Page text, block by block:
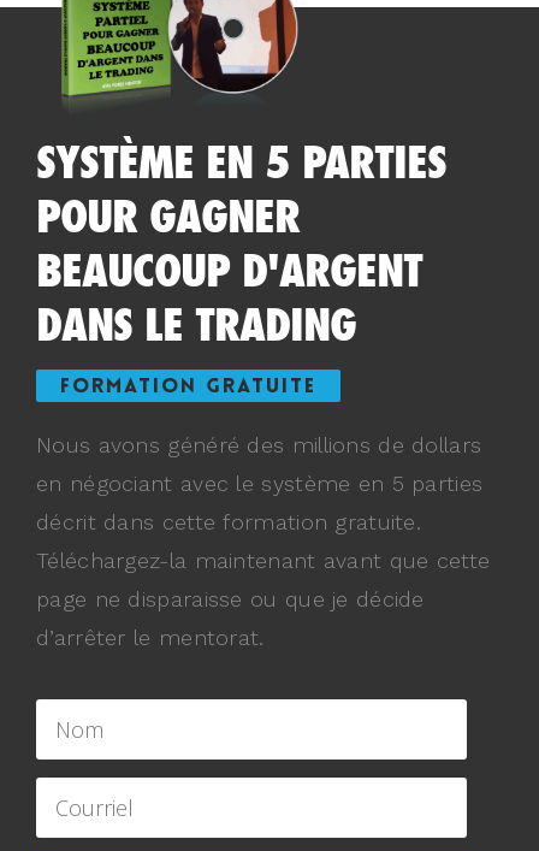
SYSTÈME EN 5 PARTIES
POUR GAGNER
BEAUCOUP D'ARGENT
DANS LE TRADING
FORMATION GRATUITE
Nous avons généré des millions de dollars
en négociant avec le système en 5 parties
décrit dans cette formation gratuite.
Téléchargez-la maintenant avant que cette
page ne disparaisse ou que je décide
d’arrêter le mentorat.